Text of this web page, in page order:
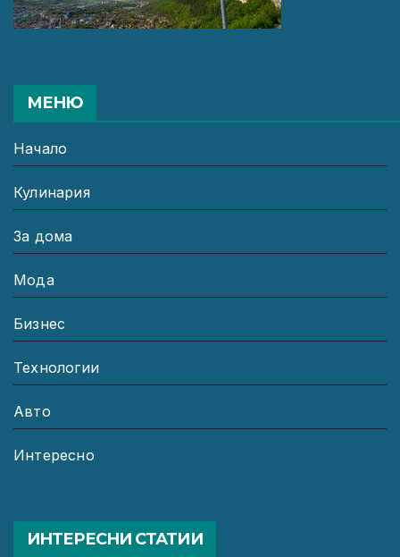
МЕНЮ
Начало
Кулинария
За дома
Мода
Бизнес
Технологии
Авто
Интересно
ИНТЕРЕСНИ СТАТИИ